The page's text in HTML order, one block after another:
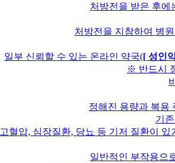
처방전을 받은 후에
처방전을 지참하여 병
일부 신뢰할 수 있는 온라인 약국([ 성인
※ 반드시
정해진 용량과 복용
기
고혈압, 심장질환, 당뇨 등 기저 질환이
일반적인 부작용으